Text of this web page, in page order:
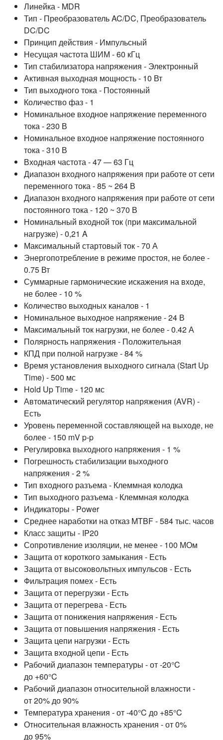
Линейка - MDR
Тип - Преобразователь AC/DC, Преобразователь
DC/DC
Принцип действия - Импульсный
Несущая частота ШИМ - 60 кГц
Тип стабилизатора напряжения - Электронный
Активная выходная мощность - 10 Вт
Тип выходного тока - Постоянный
Количество фаз - 1
Номинальное входное напряжение переменного
тока - 230 В
Номинальное входное напряжение постоянного
тока - 310 В
Входная частота - 47 — 63 Гц
Диапазон входного напряжения при работе от сети
переменного тока - 85 ~ 264 В
Диапазон входного напряжения при работе от сети
постоянного тока - 120 ~ 370 В
Номинальный входной ток (при максимальной
нагрузке) - 0,21 A
Максимальный стартовый ток - 70 А
Энергопотребление в режиме простоя, не более -
0.75 Вт
Суммарные гармонические искажения на входе,
не более - 10 %
Количество выходных каналов - 1
Номинальное выходное напряжение - 24 В
Максимальный ток нагрузки, не более - 0.42 А
Полярность напряжения - Положительная
КПД при полной нагрузке - 84 %
Время установления выходного сигнала (Start Up
Time) - 500 мс
Hold Up Time - 120 мс
Автоматический регулятор напряжения (AVR) -
Есть
Уровень переменной составляющей на выходе, не
более - 150 mV p-p
Регулировка выходного напряжения - 1 %
Погрешность стабилизации выходного
напряжения - 2 %
Тип входного разъема - Клеммная колодка
Тип выходного разъема - Клеммная колодка
Индикаторы - Power
Среднее наработки на отказ MTBF - 584 тыс. часов
Класс защиты - IP20
Сопротивление изоляции, не менее - 100 МОм
Защита от короткого замыкания - Есть
Защита от высоковольтных импульсов - Есть
Фильтрация помех - Есть
Защита от перегрузки - Есть
Защита от перегрева - Есть
Защита от понижения напряжения - Есть
Защита от повышения напряжения - Есть
Защита цепи нагрузки - Есть
Защита входной цепи - Есть
Рабочий диапазон температуры - от -20°C
до +60°C
Рабочий диапазон относительной влажности -
от 20% до 90%
Температура хранения - от -40°C до +85°C
Относительная влажность хранения - от 0%
до 95%